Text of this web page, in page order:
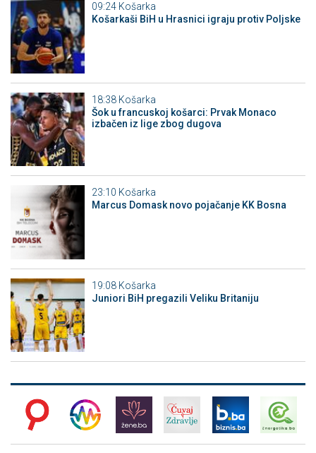
09:24 Košarka
Košarkaši BiH u Hrasnici igraju protiv Poljske
18:38 Košarka
Šok u francuskoj košarci: Prvak Monaco
izbačen iz lige zbog dugova
23:10 Košarka
Marcus Domask novo pojačanje KK Bosna
19:08 Košarka
Juniori BiH pregazili Veliku Britaniju